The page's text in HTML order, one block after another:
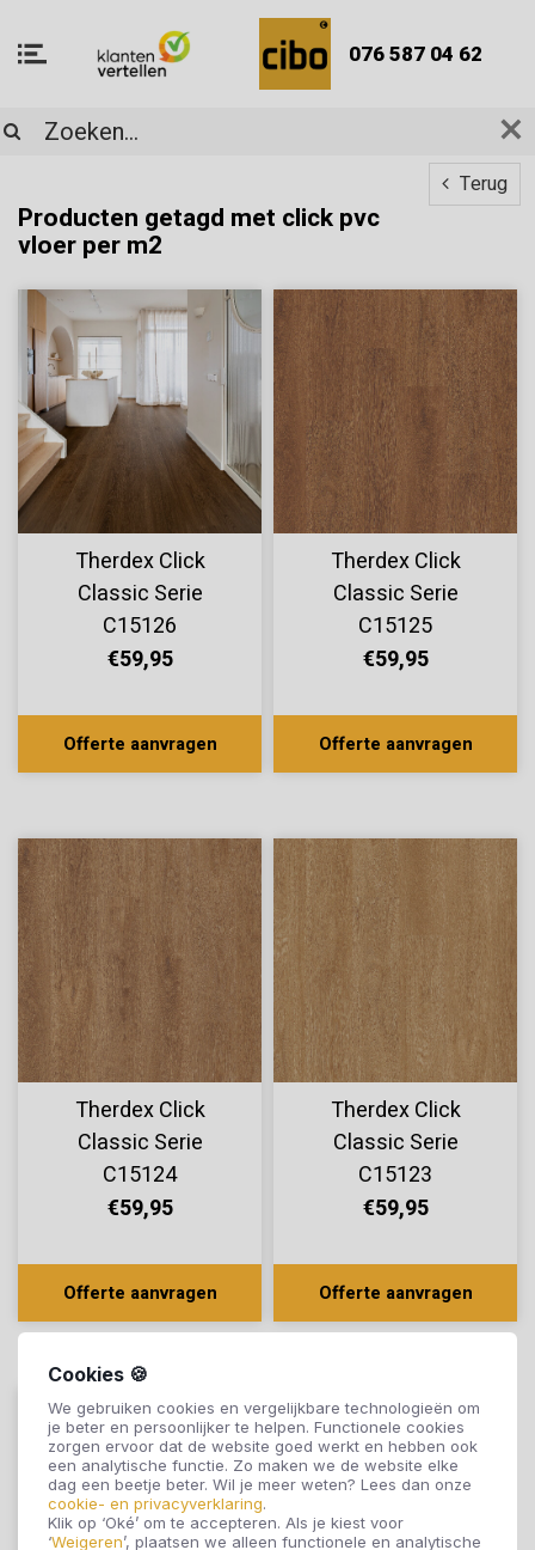
Cookies 🍪
We gebruiken cookies en vergelijkbare technologieën om
je beter en persoonlijker te helpen. Functionele cookies
zorgen ervoor dat de website goed werkt en hebben ook
een analytische functie. Zo maken we de website elke
dag een beetje beter. Wil je meer weten? Lees dan onze
cookie- en privacyverklaring.
Klik op ‘Oké’ om te accepteren. Als je kiest voor
‘Weigeren’, plaatsen we alleen functionele en analytische
076 587 04 62
Terug
Producten getagd met click pvc
vloer per m2
Therdex Click
Classic Serie
C15126
€59,95
Offerte aanvragen
Therdex Click
Classic Serie
C15125
€59,95
Offerte aanvragen
Therdex Click
Classic Serie
C15124
€59,95
Offerte aanvragen
Therdex Click
Classic Serie
C15123
€59,95
Offerte aanvragen